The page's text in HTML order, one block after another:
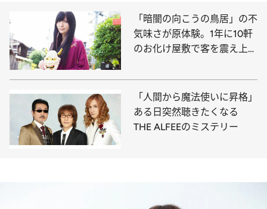
「暗闇の向こうの鳥居」の不
気味さが原体験。1年に10軒
のお化け屋敷で客を震え上が
「人間から魔法使いに昇格」
ある日突然聴きたくなる
THE ALFEEのミステリー